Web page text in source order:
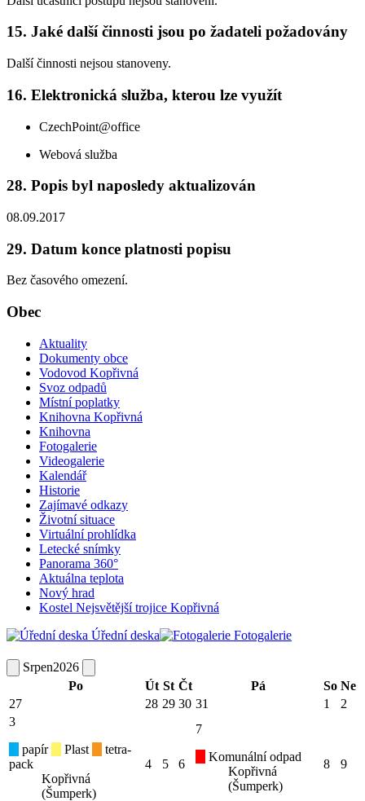
15. Jaké další činnosti jsou po žadateli požadovány
Další činnosti nejsou stanoveny.
16. Elektronická služba, kterou lze využít
CzechPoint@office
Webová služba
28. Popis byl naposledy aktualizován
08.09.2017
29. Datum konce platnosti popisu
Bez časového omezení.
Obec
Aktuality
Dokumenty obce
Vodovod Kopřivná
Svoz odpadů
Místní poplatky
Knihovna Kopřivná
Knihovna
Fotogalerie
Videogalerie
Kalendář
Historie
Zajímavé odkazy
Životní situace
Virtuální prohlídka
Letecké snímky
Panorama 360°
Aktuálna teplota
Nový hrad
Kostel Nejsvětější trojice Kopřivná
Úřední deska
Fotogalerie
Srpen2026
Po
Út St Čt Pá So Ne
27
28 29 30 31 1
2
3
papír
Plast
tetra-
pack
Kopřivná
(Šumperk)
4 5 6
7
Komunální odpad
Kopřivná
(Šumperk)
8 9